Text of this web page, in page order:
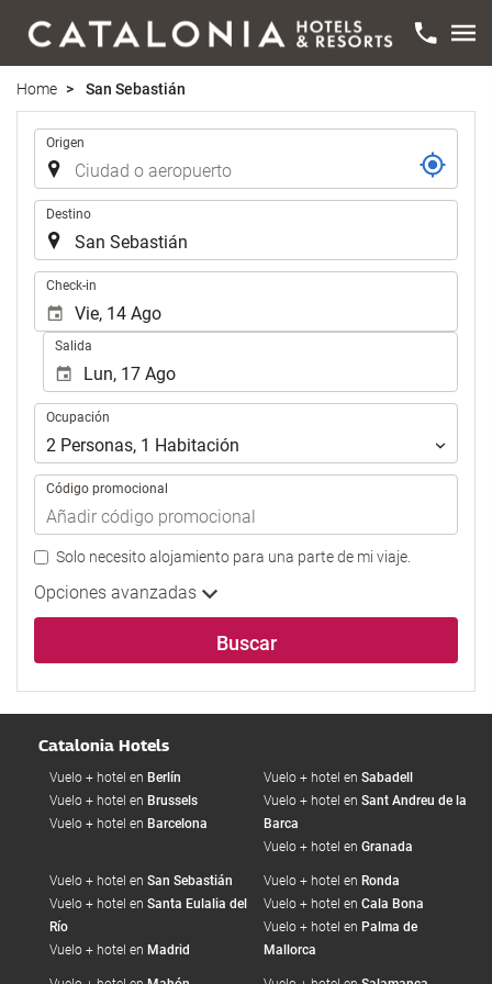
Home San Sebastián
Trayecto
Origen
Destino
Check-in
Salida
Ocupación
Ocupación
2 Personas, 1 Habitación
Código promocional
Solo necesito alojamiento para una parte de mi viaje.
Opciones avanzadas
Buscar
Catalonia Hotels
Vuelo + hotel en Berlín
Vuelo + hotel en Brussels
Vuelo + hotel en Barcelona
Vuelo + hotel en Sabadell
Vuelo + hotel en Sant Andreu de la
Barca
Vuelo + hotel en Granada
Vuelo + hotel en San Sebastián
Vuelo + hotel en Santa Eulalia del
Río
Vuelo + hotel en Madrid
Vuelo + hotel en Ronda
Vuelo + hotel en Cala Bona
Vuelo + hotel en Palma de
Mallorca